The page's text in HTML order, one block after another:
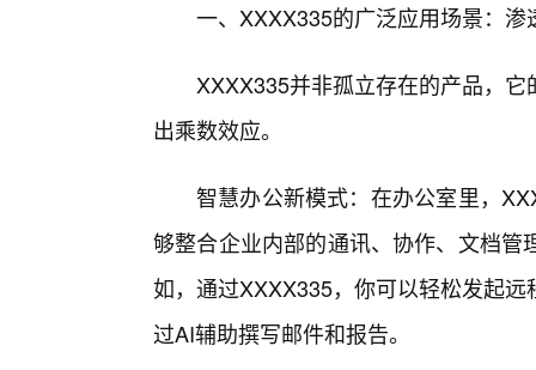
一、XXXX335的广泛应用场景：
XXXX335并非孤立存在的产品，
出乘数效应。
智慧办公新模式：在办公室里，
够整合企业内部的通讯、协作、文档
如，通过XXXX335，你可以轻松发起
过AI辅助撰写邮件和报告。